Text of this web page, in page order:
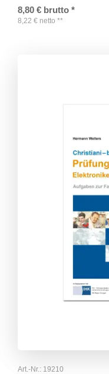
8,80 € brutto *
8,22 € netto **
Art.-Nr.: 19210